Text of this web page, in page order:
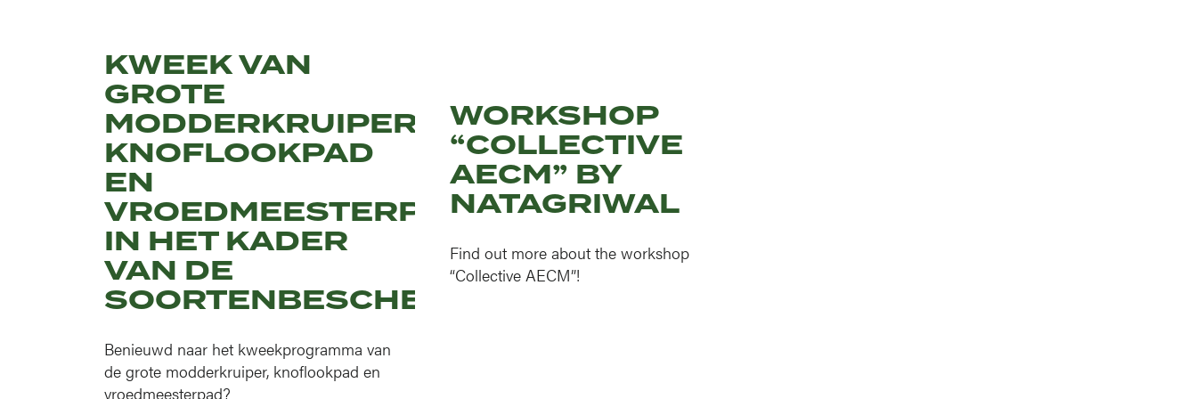
KWEEK VAN
GROTE
MODDERKRUIPER,
KNOFLOOKPAD
EN
VROEDMEESTERPAD
IN HET KADER
VAN DE
SOORTENBESCHERMINGSPROGRAMMA'S
Benieuwd naar het kweekprogramma van
de grote modderkruiper, knoflookpad en
vroedmeesterpad?
WORKSHOP
“COLLECTIVE
AECM” BY
NATAGRIWAL
Find out more about the workshop
“Collective AECM”!